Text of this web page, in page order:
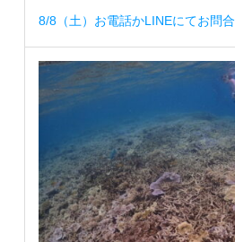
8/8（土）お電話かLINEにてお問合